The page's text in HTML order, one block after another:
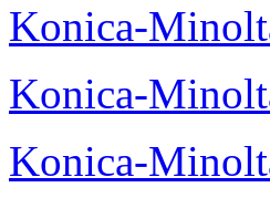
Konica-
Konica-
Konica-